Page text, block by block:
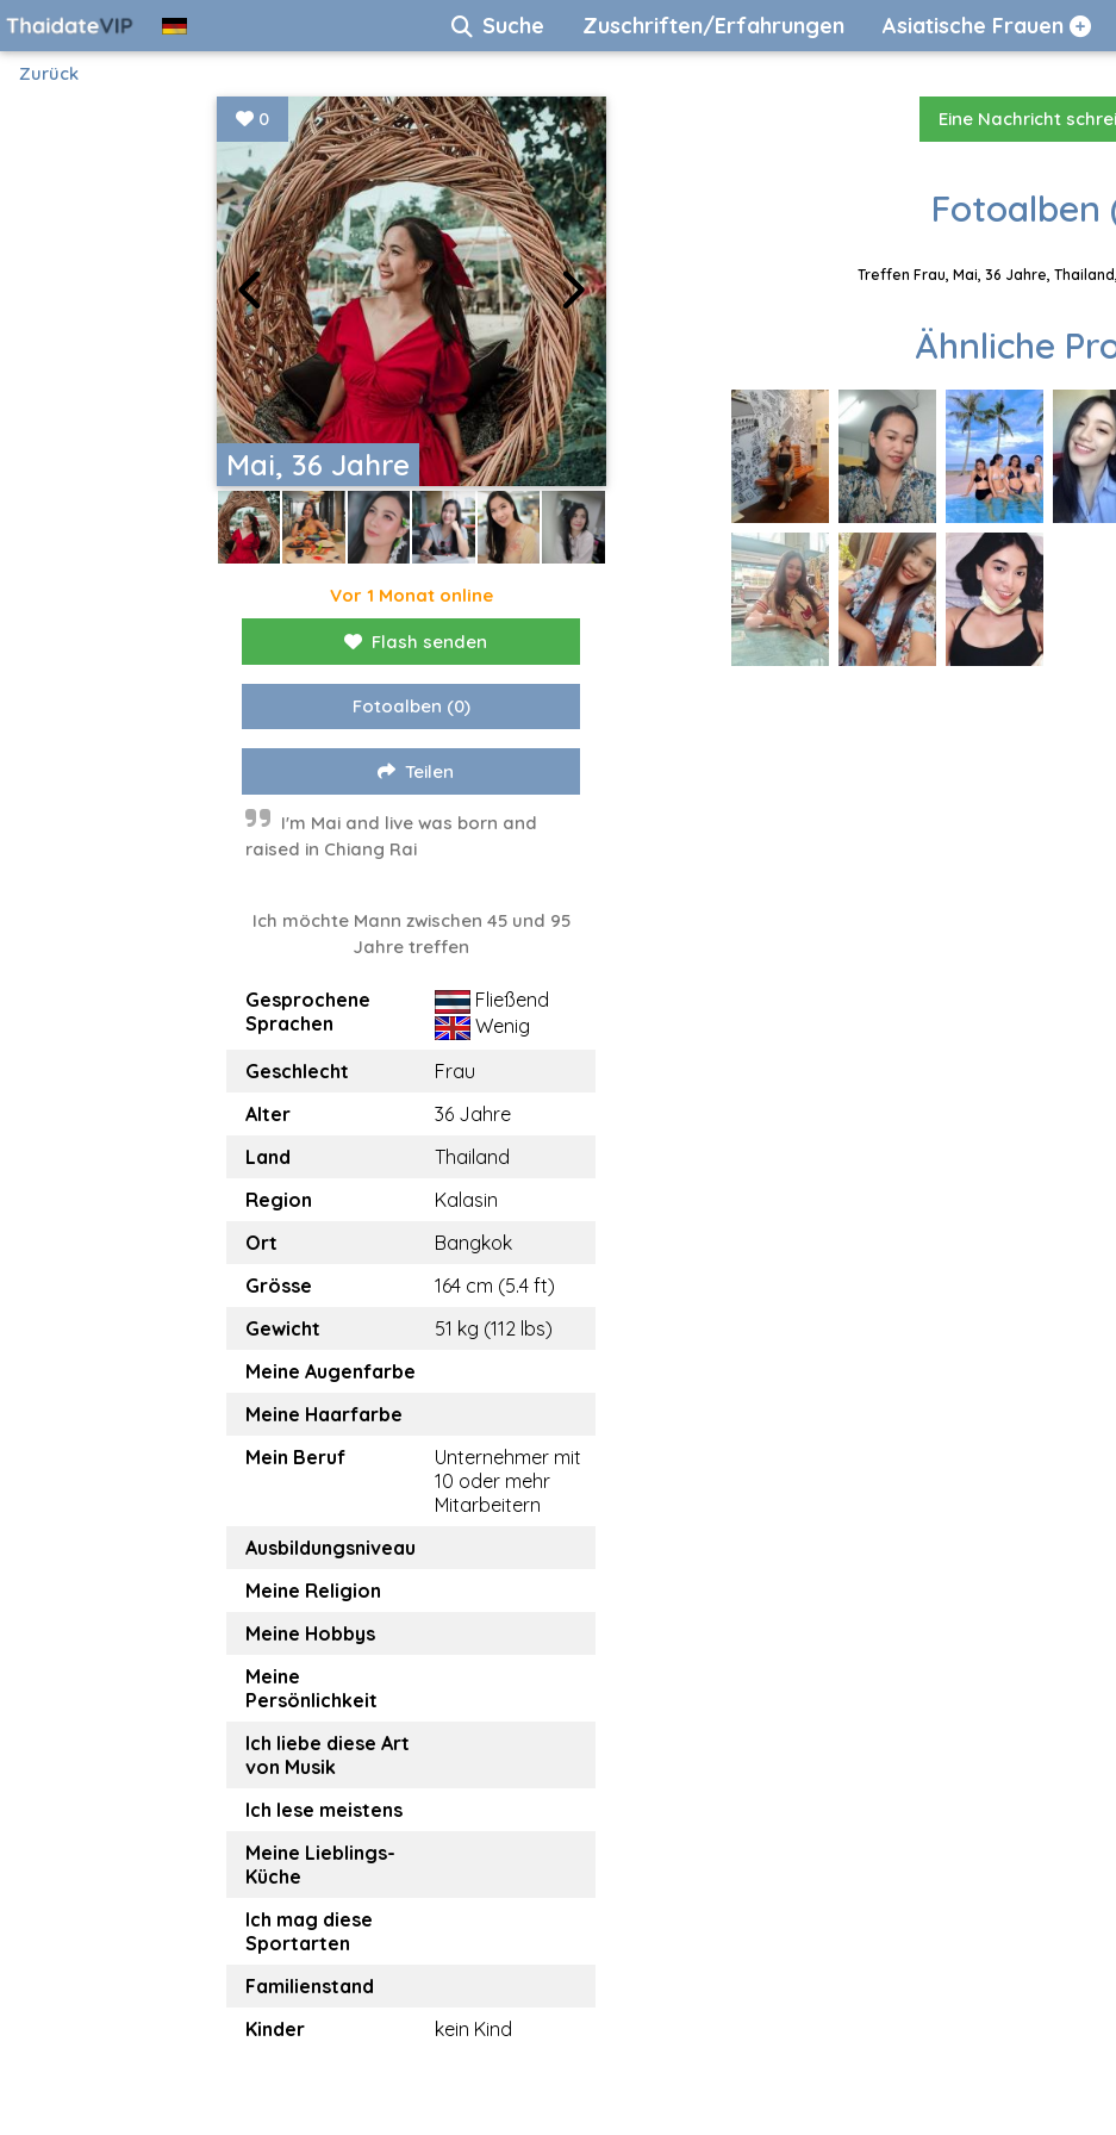
Suche Zuschriften/Erfahrungen Asiatische Frauen
Zurück
Mai, 36 Jahre
0
Vor 1 Monat online
Flash senden
Fotoalben (0)
Teilen
I'm Mai and live was born and
raised in Chiang Rai
Ich möchte Mann zwischen 45 und 95
Jahre treffen
Gesprochene
Sprachen
Fließend
Wenig
Geschlecht
Frau
Alter
36 Jahre
Land
Thailand
Region
Kalasin
Ort
Bangkok
Grösse
164 cm (5.4 ft)
Gewicht
51 kg (112 lbs)
Meine Augenfarbe
Meine Haarfarbe
Mein Beruf
Unternehmer mit
10 oder mehr
Mitarbeitern
Ausbildungsniveau
Meine Religion
Meine Hobbys
Meine
Persönlichkeit
Ich liebe diese Art
von Musik
Ich lese meistens
Meine Lieblings-
Küche
Ich mag diese
Sportarten
Familienstand
Kinder
kein Kind
Eine Nachricht
Fotoalben
Treffen Frau, Mai, 36 Jahre,
Ähnliche